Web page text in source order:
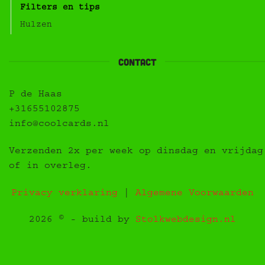
Filters en tips
Hulzen
contact
P de Haas
+31655102875
info@coolcards.nl
Verzenden 2x per week op dinsdag en vrijdag
of in overleg.
Privacy verklaring Algemene Voorwaarden
2026 © - build by Stolkwebdesign.nl